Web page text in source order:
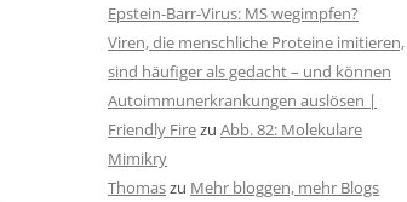
Epstein-Barr-Virus: MS wegimpfen?
Viren, die menschliche Proteine imitieren,
sind häufiger als gedacht – und können
Autoimmunerkrankungen auslösen |
Friendly Firezu Abb. 82: Molekulare
Mimikry
Thomaszu Mehr bloggen, mehr Blogs